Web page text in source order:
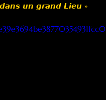
𝙪𝙣 𝙜𝙧𝙖𝙣𝙙 𝙇𝙞𝙚𝙪 »